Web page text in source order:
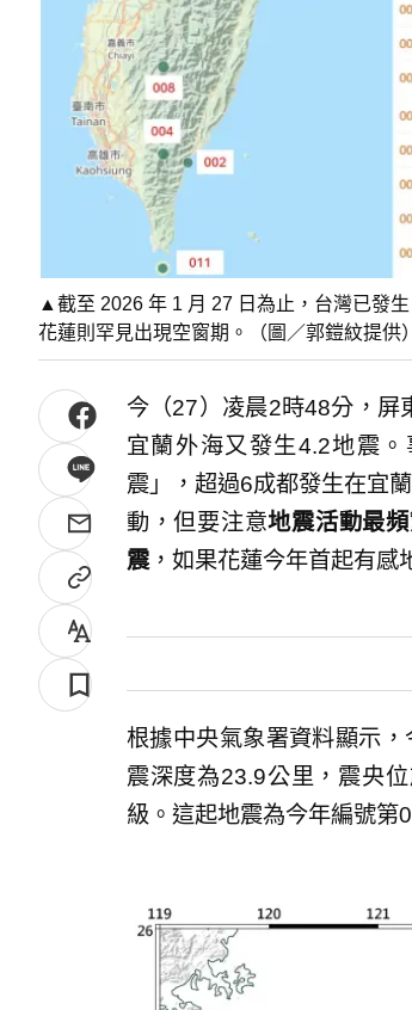
▲截至 2026 年 1 月 27 日為止，台灣已發
花蓮則罕見出現空窗期。（圖／郭鎧紋提供）
今（27）凌晨2時48分，屏
宜蘭外海又發生4.2地震
震」，超過6成都發生在宜
動，但要注意地震活動最
震，如果花蓮今年首起有感
根據中央氣象署資料顯示
震深度為23.9公里，震央
級。這起地震為今年編號第